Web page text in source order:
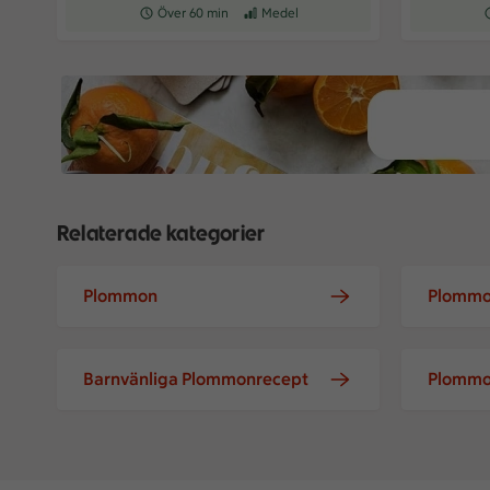
Receptet tar Över 60 min att tillaga
Över 60 min Receptet har Medel svårighetsgrad
Medel
Relaterade kategorier
Plommon
Barnvänliga Plommonrecept